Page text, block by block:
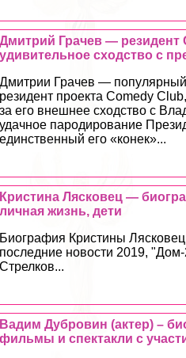
Дмитрий Грачев — резидент
удивительное сходство с
Дмитрии Грачев — популярный
резидент проекта Comedy
за его внешнее сходство с
удачное пародирование
единственный его «конек»...
Кристина Лясковец —
личная жизнь, дети
Биография Кристины
последние новости 2019,
Стрелков...
Вадим Дубровин (актер) –
фильмы и спектакли с